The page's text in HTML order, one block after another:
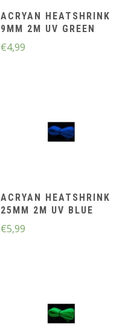
ACRYAN HEATSHRINK
9MM 2M UV GREEN
€4,99
ACRYAN HEATSHRINK
25MM 2M UV BLUE
€5,99